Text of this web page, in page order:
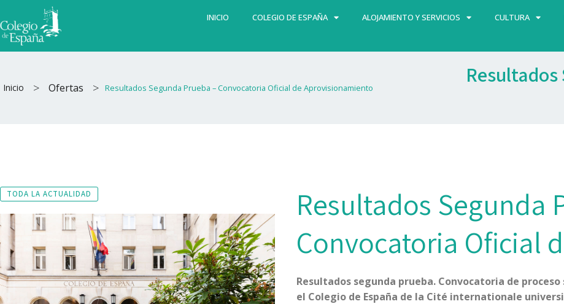
al
contenido
INICIO COLEGIO DE ESPAÑA ALOJAMIENTO Y SERVICIOS CULTURA
Inicio > Ofertas > Resultados Segunda Prueba – Convocatoria Oficial de Aprovisionamiento
TODA LA ACTUALIDAD
Resultados Segunda
Convocatoria Oficial
Resultados segunda prueba. Convocatoria de
el Colegio de España de la Cité internationale